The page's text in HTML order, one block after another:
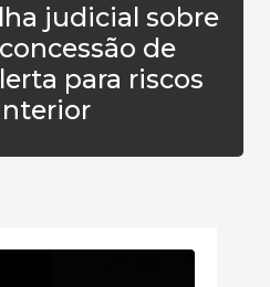
judicial sobre
de
para riscos